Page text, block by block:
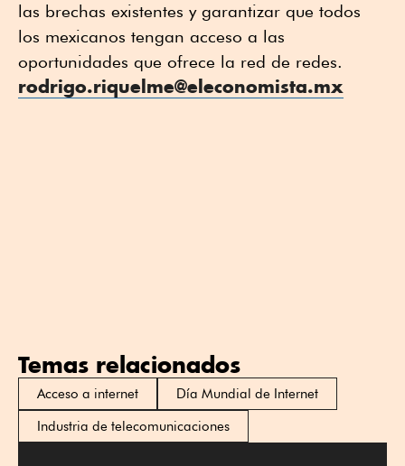
las brechas existentes y garantizar que todos
los mexicanos tengan acceso a las
oportunidades que ofrece la red de redes.
rodrigo.riquelme@eleconomista.mx
Temas relacionados
Acceso a internet
Día Mundial de Internet
Industria de telecomunicaciones